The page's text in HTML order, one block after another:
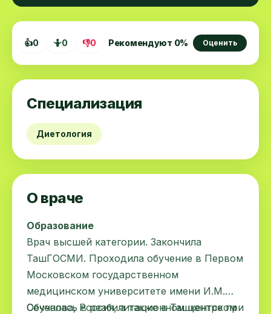
👍0 🤷0 👎0 Рекомендуют 0% Оценить
Специализация
Диетология
О враче
Образование
Врач высшей категории. Закончила
ТашГОСМИ. Проходила обучение в Первом
Московском государственном
медицинском университете имени И.М.
Сеченова, Россия, а также в Ташкентском
Обучалась в реабилитационном центре при